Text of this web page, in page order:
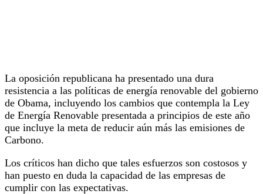
La oposición republicana ha presentado una dura
resistencia a las políticas de energía renovable del gobierno
de Obama, incluyendo los cambios que contempla la Ley
de Energía Renovable presentada a principios de este año
que incluye la meta de reducir aún más las emisiones de
Carbono.
Los críticos han dicho que tales esfuerzos son costosos y
han puesto en duda la capacidad de las empresas de
cumplir con las expectativas.